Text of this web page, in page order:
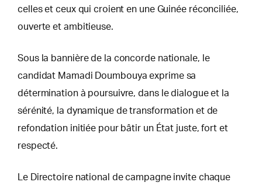
celles et ceux qui croient en une Guinée réconciliée,
ouverte et ambitieuse.
Sous la bannière de la concorde nationale, le
candidat Mamadi Doumbouya exprime sa
détermination à poursuivre, dans le dialogue et la
sérénité, la dynamique de transformation et de
refondation initiée pour bâtir un État juste, fort et
respecté.
Le Directoire national de campagne invite chaque